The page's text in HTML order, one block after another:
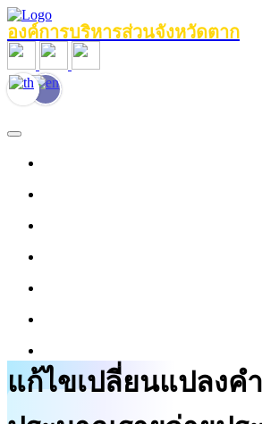
องค์การบริหารส่วนจังหวัดตาก
ศูนย์ให้ความช่วยเหลือด้านกฎหม
แก้ไขเปลี่ยนแปลงค